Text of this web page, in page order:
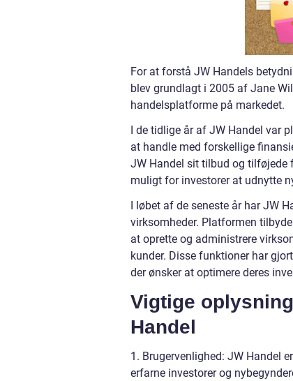
For at forstå JW Handels
blev grundlagt i 2005 af Jane
handelsplatforme på markedet.
I de tidlige år af JW Handel
at handle med forskellige
JW Handel sit tilbud og tilføjede
muligt for investorer at udnytte
I løbet af de seneste år har JW
virksomheder. Platformen
at oprette og administrere
kunder. Disse funktioner har
der ønsker at optimere deres
Vigtige
Handel
1. Brugervenlighed: JW Handel
erfarne investorer og